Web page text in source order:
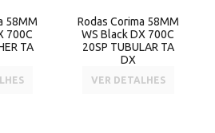
58MM
700C
TA
Rodas Corima 58MM
WS Black DX 700C
20SP TUBULAR TA
DX
VER DETALHES